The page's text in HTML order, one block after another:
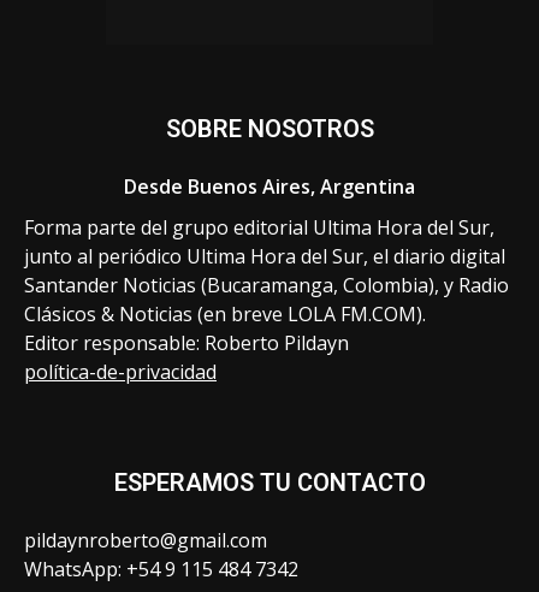
SOBRE NOSOTROS
Desde Buenos Aires, Argentina
Forma parte del grupo editorial Ultima Hora del Sur,
junto al periódico Ultima Hora del Sur, el diario digital
Santander Noticias (Bucaramanga, Colombia), y Radio
Clásicos & Noticias (en breve LOLA FM.COM).
Editor responsable: Roberto Pildayn
política-de-privacidad
ESPERAMOS TU CONTACTO
pildaynroberto@gmail.com
WhatsApp: +54 9 115 484 7342